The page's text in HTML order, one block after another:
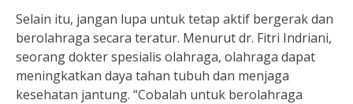
Selain itu, jangan lupa untuk tetap aktif bergerak dan
berolahraga secara teratur. Menurut dr. Fitri Indriani,
seorang dokter spesialis olahraga, olahraga dapat
meningkatkan daya tahan tubuh dan menjaga
kesehatan jantung. “Cobalah untuk berolahraga